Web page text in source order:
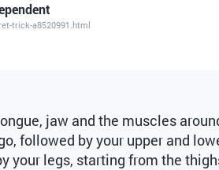
trick-a8520991.html
jaw and the muscles
followed by your upper and
your legs, starting from the